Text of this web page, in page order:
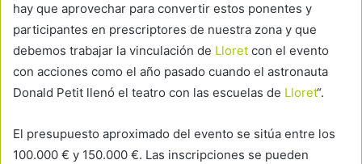
hay que aprovechar para convertir estos ponentes y
participantes en prescriptores de nuestra zona y que
debemos trabajar la vinculación de Lloret con el evento
con acciones como el año pasado cuando el astronauta
Donald Petit llenó el teatro con las escuelas de Lloret“.
El presupuesto aproximado del evento se sitúa entre los
100.000 € y 150.000 €. Las inscripciones se pueden